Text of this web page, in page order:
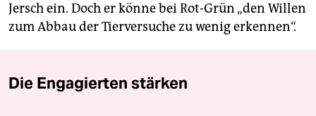
Jersch ein. Doch er könne bei Rot-Grün „den Willen
zum Abbau der Tierversuche zu wenig erkennen“.
Die Engagierten stärken